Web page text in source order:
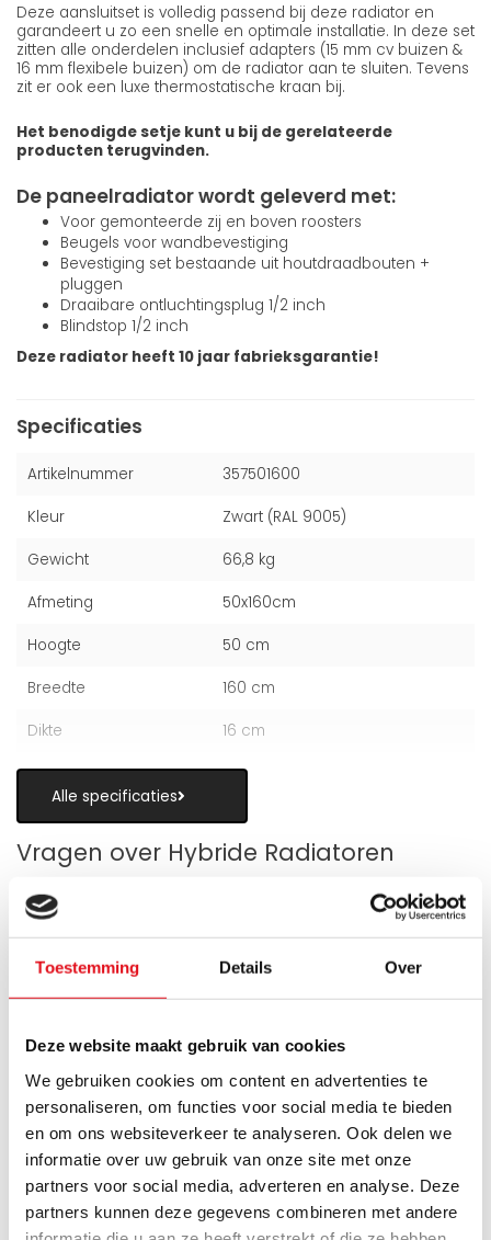
Toestemming Details Over
Deze website maakt gebruik van cookies
We gebruiken cookies om content en advertenties te
personaliseren, om functies voor social media te bieden
en om ons websiteverkeer te analyseren. Ook delen we
informatie over uw gebruik van onze site met onze
partners voor social media, adverteren en analyse. Deze
partners kunnen deze gegevens combineren met andere
Deze aansluitset is volledig passend bij deze radiator en
garandeert u zo een snelle en optimale installatie. In deze set
zitten alle onderdelen inclusief adapters (15 mm cv buizen &
16 mm flexibele buizen) om de radiator aan te sluiten. Tevens
zit er ook een luxe thermostatische kraan bij.
Het benodigde setje kunt u bij de gerelateerde
producten terugvinden.
De paneelradiator wordt geleverd met:
Voor gemonteerde zij en boven roosters
Beugels voor wandbevestiging
Bevestiging set bestaande uit houtdraadbouten +
pluggen
Draaibare ontluchtingsplug 1/2 inch
Blindstop 1/2 inch
Deze radiator heeft 10 jaar fabrieksgarantie!
Specificaties
Artikelnummer 357501600
Kleur Zwart (RAL 9005)
Gewicht 66,8 kg
Afmeting 50x160cm
Hoogte 50 cm
Breedte 160 cm
Dikte 16 cm
Alle specificaties
Vragen over Hybride Radiatoren
Is een hybride paneelradiator geschikt
Wanneer zijn de warmteboosters het
meest nuttig?
Wat is technisch gezien een hybride
paneelradiator?